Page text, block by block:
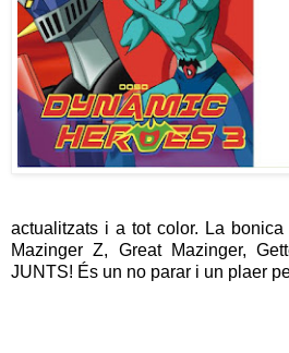
actualitzats i a tot color. La
Mazinger Z, Great Mazinger,
JUNTS! És un no parar i un plaer